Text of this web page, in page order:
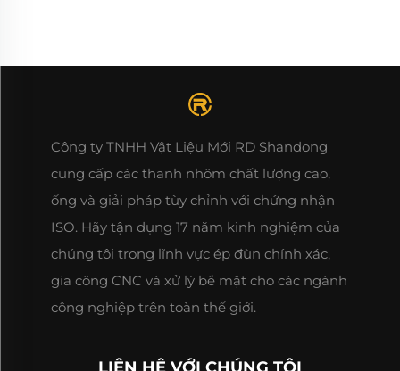
Công ty TNHH Vật Liệu Mới RD Shandong
cung cấp các thanh nhôm chất lượng cao,
ống và giải pháp tùy chỉnh với chứng nhận
ISO. Hãy tận dụng 17 năm kinh nghiệm của
chúng tôi trong lĩnh vực ép đùn chính xác,
gia công CNC và xử lý bề mặt cho các ngành
công nghiệp trên toàn thế giới.